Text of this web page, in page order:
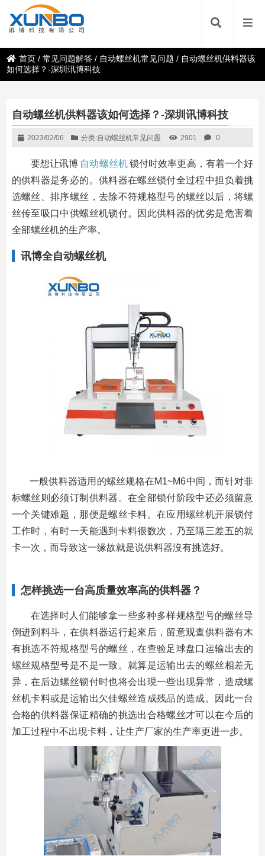
首页 /常见问题解答 / 自动螺丝机常见问题 / 自动螺丝机供料器该
如何选择？-深圳讯博科技
自动螺丝机供料器该如何选择？-深圳讯博科技
2023/02/06 分类:自动螺丝机常见问题 2901 0
要想让讯博 自动螺丝机锁付时效率更高，有着一个好
的供料器是务必的。供料器在螺丝锁付全过程中担负着挑
选螺丝、排序螺丝，去除不符规格型号的螺丝以后，将螺
丝传至吸口中供螺丝机锁付。因此供料器的优劣是危害着
全部螺丝机的生产率。
讯博全自动螺丝机
一般供料器适用的螺丝规格在M1~M6中间，而针对非
标螺丝则必须订制供料器。在全部锁付阶段中还必须留意
一个关键难题，那便是螺丝卡料。在应用螺丝机开展锁付
工作时，有时一天能遇到卡料很数次，乃至隔三差五的就
卡一次，而导致这一缘故就是说供料器沒有挑选好。
怎样挑选一台高质量效率高的供料器？
在选择时人们能够拿一些多种多样规格型号的螺丝导
倒进到料斗，在供料器运行起來后，留意观查供料器有木
有挑选不符规格型号的螺丝，在查验足球盘口运输出去的
螺丝规格型号是不是一致。就算是运输出去的螺丝相差无
异，在后边螺丝锁付时也将会出現一些出现异常，造成螺
丝机卡料或是运输出欠佳螺丝造成残品的造成。因此一台
合格的供料器保证精确的挑选出合格螺丝才可以在今后的
加工过程中不出現卡料，让生产厂家的生产率更进一步。